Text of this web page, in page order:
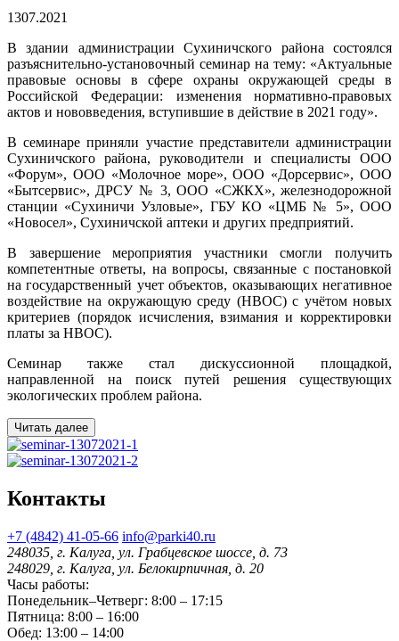
1307.2021
В здании администрации Сухиничского района состоялся
разъяснительно-установочный семинар на тему: «Актуальные
правовые основы в сфере охраны окружающей среды в
Российской Федерации: изменения нормативно-правовых
актов и нововведения, вступившие в действие в 2021 году».
В семинаре приняли участие представители администрации
Сухиничского района, руководители и специалисты ООО
«Форум», ООО «Молочное море», ООО «Дорсервис», ООО
«Бытсервис», ДРСУ № 3, ООО «СЖКХ», железнодорожной
станции «Сухиничи Узловые», ГБУ КО «ЦМБ № 5», ООО
«Новосел», Сухиничской аптеки и других предприятий.
В завершение мероприятия участники смогли получить
компетентные ответы, на вопросы, связанные с постановкой
на государственный учет объектов, оказывающих негативное
воздействие на окружающую среду (НВОС) с учётом новых
критериев (порядок исчисления, взимания и корректировки
платы за НВОС).
Семинар также стал дискуссионной площадкой,
направленной на поиск путей решения существующих
экологических проблем района.
Читать далее
Контакты
+7 (4842) 41-05-66 info@parki40.ru
248035, г. Калуга, ул. Грабцевское шоссе, д. 73
248029, г. Калуга, ул. Белокирпичная, д. 20
Часы работы:
Понедельник–Четверг: 8:00 – 17:15
Пятница: 8:00 – 16:00
Обед: 13:00 – 14:00